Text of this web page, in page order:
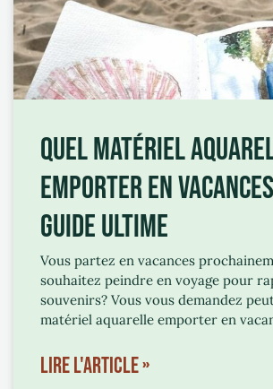
QUEL MATÉRIEL
EMPORTER EN
GUIDE ULTIME
Vous partez en vacances
souhaitez peindre en voyage pour
souvenirs? Vous vous demandez
matériel aquarelle emporter en
LIRE L'ARTICLE »